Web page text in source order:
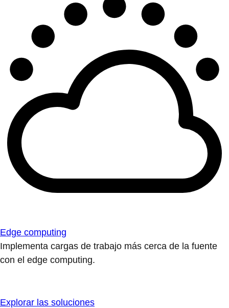
Edge computing
Implementa cargas de trabajo más cerca de la fuente
con el edge computing.
Explorar las soluciones